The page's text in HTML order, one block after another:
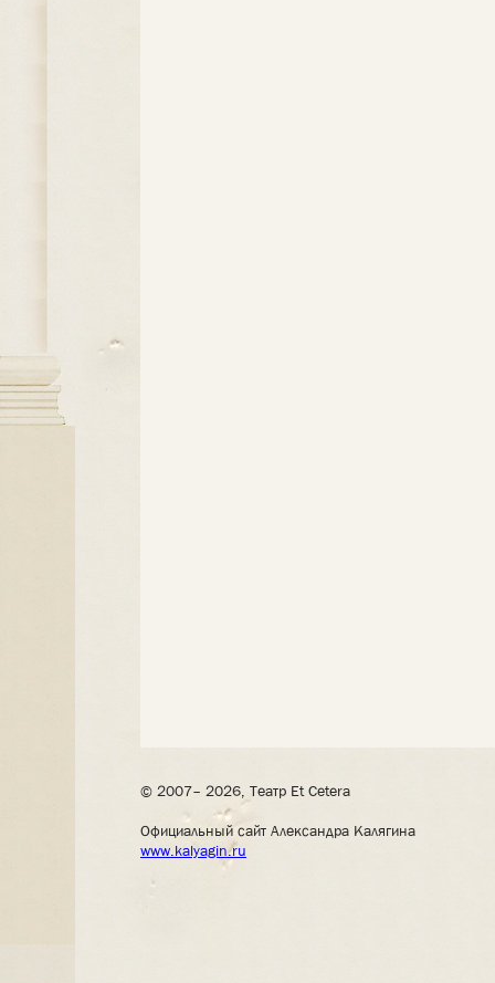
© 2007– 2026, Театр Et Cetera
Официальный сайт Александра Калягина
www.kalyagin.ru